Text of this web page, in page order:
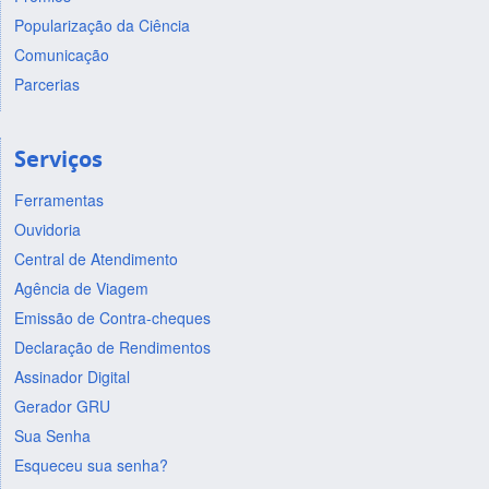
Popularização da Ciência
Comunicação
Parcerias
Serviços
Ferramentas
Ouvidoria
Central de Atendimento
Agência de Viagem
Emissão de Contra-cheques
Declaração de Rendimentos
Assinador Digital
Gerador GRU
Sua Senha
Esqueceu sua senha?